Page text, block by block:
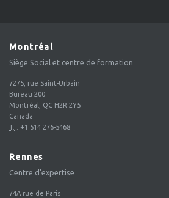
Montréal
Siège Social et centre de formation
7275, rue Saint-Urbain
Bureau 200
Montréal, QC H2R 2Y5
Canada
T. : +1 514 276-5468
Rennes
Centre d'expertise
74A rue de Paris